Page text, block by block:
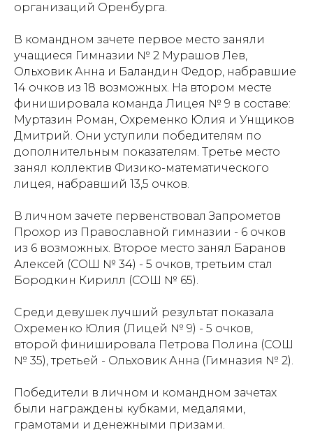
организаций Оренбурга.
В командном зачете первое место заняли
учащиеся Гимназии № 2 Мурашов Лев,
Ольховик Анна и Баландин Федор, набравшие
14 очков из 18 возможных. На втором месте
финишировала команда Лицея № 9 в составе:
Муртазин Роман, Охременко Юлия и Унщиков
Дмитрий. Они уступили победителям по
дополнительным показателям. Третье место
занял коллектив Физико-математического
лицея, набравший 13,5 очков.
В личном зачете первенствовал Запрометов
Прохор из Православной гимназии - 6 очков
из 6 возможных. Второе место занял Баранов
Алексей (СОШ № 34) - 5 очков, третьим стал
Бородкин Кирилл (СОШ № 65).
Среди девушек лучший результат показала
Охременко Юлия (Лицей № 9) - 5 очков,
второй финишировала Петрова Полина (СОШ
№ 35), третьей - Ольховик Анна (Гимназия № 2).
Победители в личном и командном зачетах
были награждены кубками, медалями,
грамотами и денежными призами.
Проекты
Документация
Ресурсные центры
Новости
Партнеры
Контакты
Политика обработки персональных данных